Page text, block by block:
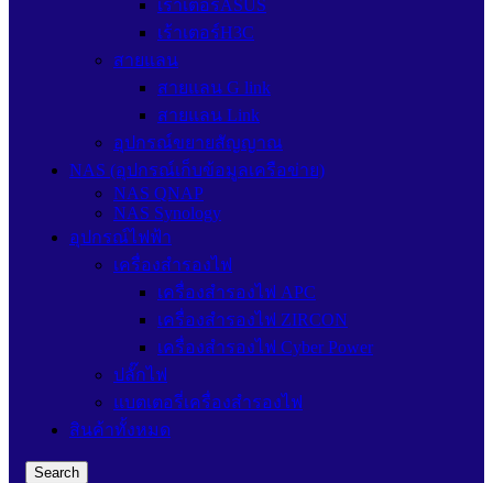
เร้าเตอร์ASUS
เร้าเตอร์H3C
สายแลน
สายแลน G link
สายแลน Link
อุปกรณ์ขยายสัญญาณ
NAS (อุปกรณ์เก็บข้อมูลเครือข่าย)
NAS QNAP
NAS Synology
อุปกรณ์ไฟฟ้า
เครื่องสำรองไฟ
เครื่องสำรองไฟ APC
เครื่องสำรองไฟ ZIRCON
เครื่องสำรองไฟ Cyber Power
ปลั๊กไฟ
แบตเตอรี่เครื่องสำรองไฟ
สินค้าทั้งหมด
Search